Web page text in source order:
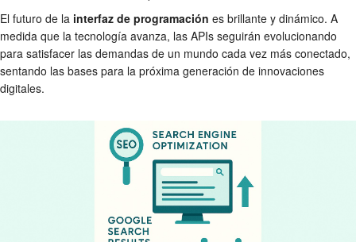
El futuro de la interfaz de programación es brillante y dinámico. A
medida que la tecnología avanza, las APIs seguirán evolucionando
para satisfacer las demandas de un mundo cada vez más conectado,
sentando las bases para la próxima generación de innovaciones
digitales.